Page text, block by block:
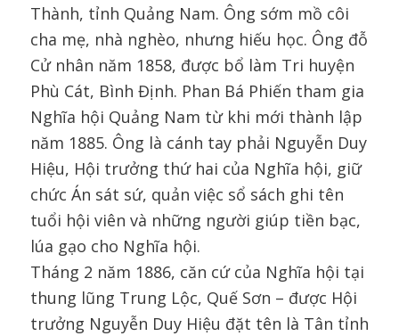
Thành, tỉnh Quảng Nam. Ông sớm mồ côi
cha mẹ, nhà nghèo, nhưng hiếu học. Ông đỗ
Cử nhân năm 1858, được bổ làm Tri huyện
Phù Cát, Bình Định. Phan Bá Phiến tham gia
Nghĩa hội Quảng Nam từ khi mới thành lập
năm 1885. Ông là cánh tay phải Nguyễn Duy
Hiệu, Hội trưởng thứ hai của Nghĩa hội, giữ
chức Án sát sứ, quản việc sổ sách ghi tên
tuổi hội viên và những người giúp tiền bạc,
lúa gạo cho Nghĩa hội.
Tháng 2 năm 1886, căn cứ của Nghĩa hội tại
thung lũng Trung Lộc, Quế Sơn – được Hội
trưởng Nguyễn Duy Hiệu đặt tên là Tân tỉnh